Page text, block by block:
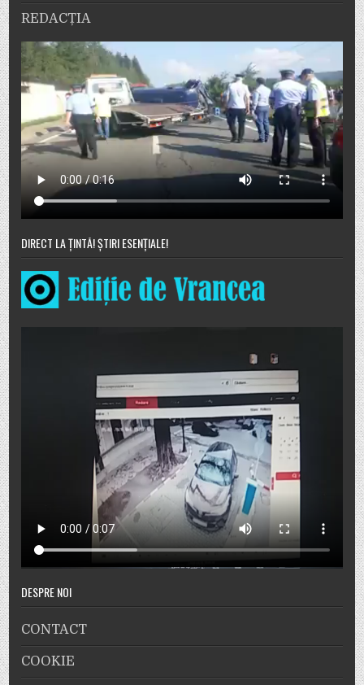
REDACȚIA
DIRECT LA ȚINTĂ! ȘTIRI ESENȚIALE!
DESPRE NOI
CONTACT
COOKIE